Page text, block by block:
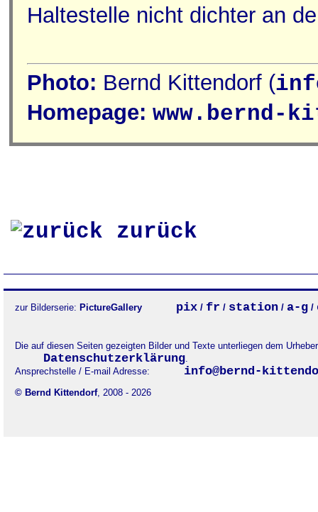
Haltestelle nicht dichter an
Photo: Bernd Kittendorf (
Homepage: www.bernd-
zurück
zur Bilderserie: PictureGallery pix / fr / station / a-g /
Die auf diesen Seiten gezeigten Bilder und Texte unterliegen dem
Datenschutzerklärung.
Ansprechstelle / E-mail Adresse:
info@bernd-
© Bernd Kittendorf, 2008 - 2026